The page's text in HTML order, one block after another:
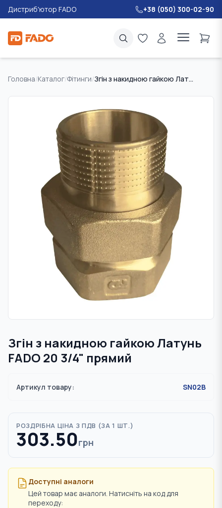
Дистриб'ютор FADO +38 (050) 300-02-90
Головна/Каталог/Фітинги/ Згін з накидною гайкою Латунь FADO 20 3/4" прямий
Згін з накидною гайкою Латунь
FADO 20 3/4" прямий
Артикул товару: SN02B
РОЗДРІБНА ЦІНА З ПДВ (ЗА 1 ШТ.)
303.50грн
Доступні аналоги
Цей товар має аналоги. Натисніть на код для
переходу: